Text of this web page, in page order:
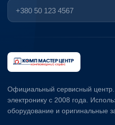
Официальный сервисный
электронику с 2008 года.
оборудование и оригинальные